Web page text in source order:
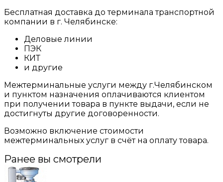
Бесплатная доставка до терминала транспортной
компании в г. Челябинске:
Деловые линии
ПЭК
КИТ
и другие
Межтерминальные услуги между г.Челябинском
и пунктом назначения оплачиваются клиентом
при получении товара в пункте выдачи, если не
достигнуты другие договоренности.
Возможно включение стоимости
межтерминальных услуг в счёт на оплату товара.
Ранее вы смотрели